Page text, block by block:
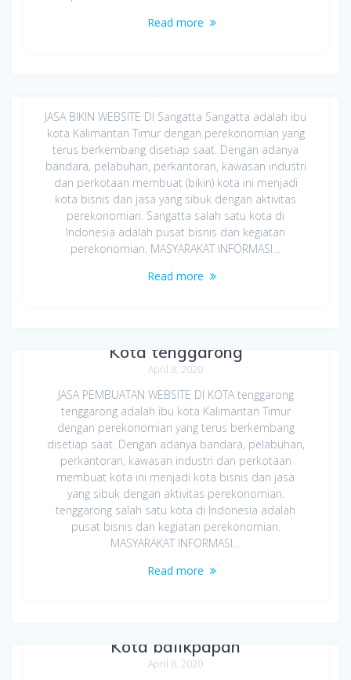
Read more
JASA BIKIN WEBSITE DI Sangatta Sangatta adalah ibu
kota Kalimantan Timur dengan perekonomian yang
terus berkembang disetiap saat. Dengan adanya
bandara, pelabuhan, perkantoran, kawasan industri
dan perkotaan membuat (bikin) kota ini menjadi
kota bisnis dan jasa yang sibuk dengan aktivitas
perekonomian. Sangatta salah satu kota di
Indonesia adalah pusat bisnis dan kegiatan
perekonomian. MASYARAKAT INFORMASI…
Read more
Kota tenggarong
April 8, 2020
JASA PEMBUATAN WEBSITE DI KOTA tenggarong
tenggarong adalah ibu kota Kalimantan Timur
dengan perekonomian yang terus berkembang
disetiap saat. Dengan adanya bandara, pelabuhan,
perkantoran, kawasan industri dan perkotaan
membuat kota ini menjadi kota bisnis dan jasa
yang sibuk dengan aktivitas perekonomian.
tenggarong salah satu kota di Indonesia adalah
pusat bisnis dan kegiatan perekonomian.
MASYARAKAT INFORMASI…
Read more
Kota balikpapan
April 8, 2020